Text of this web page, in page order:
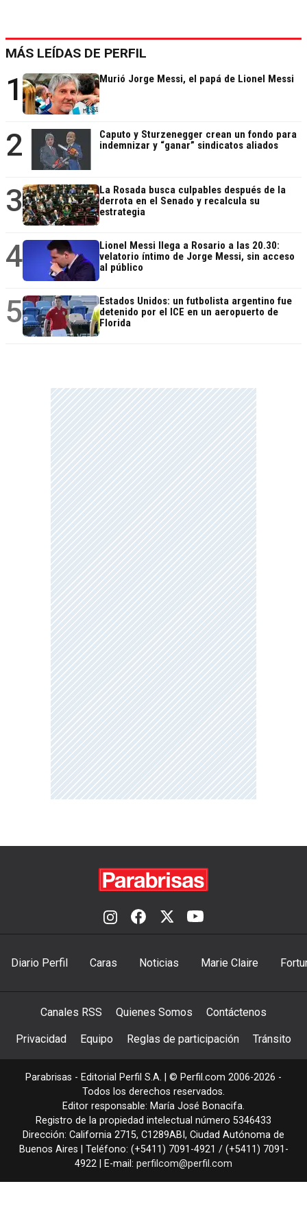
MÁS LEÍDAS DE PERFIL
1 Murió Jorge Messi, el papá de Lionel Messi
2
Caputo y Sturzenegger crean un fondo para
indemnizar y “ganar” sindicatos aliados
3
La Rosada busca culpables después de la
derrota en el Senado y recalcula su
estrategia
4
Lionel Messi llega a Rosario a las 20.30:
velatorio íntimo de Jorge Messi, sin acceso
al público
5
Estados Unidos: un futbolista argentino fue
detenido por el ICE en un aeropuerto de
Florida
Diario Perfil Caras Noticias Marie Claire
Canales RSS Quienes Somos Contáctenos
Privacidad Equipo Reglas de participación Tránsito
Parabrisas - Editorial Perfil S.A. | © Perfil.com 2006-2026 -
Todos los derechos reservados.
Editor responsable: María José Bonacifa.
Registro de la propiedad intelectual número 5346433
Dirección: California 2715, C1289ABI , Ciudad Autónoma de
Buenos Aires | Teléfono: (+5411) 7091-4921 / (+5411) 7091-
4922 | E-mail: perfilcom@perfil.com